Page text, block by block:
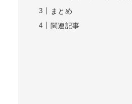
まとめ
関連記事